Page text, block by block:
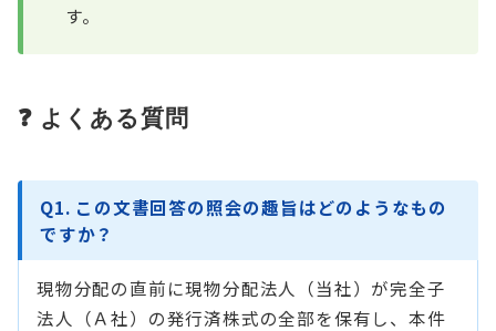
す。
❓ よくある質問
Q1. この文書回答の照会の趣旨はどのようなもの
ですか？
現物分配の直前に現物分配法人（当社）が完全子
法人（Ａ社）の発行済株式の全部を保有し、本件